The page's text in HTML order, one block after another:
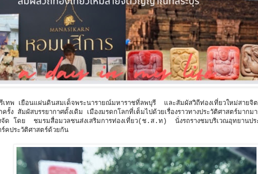
เทพ เยือนแผ่นดินสมเด็จพระนารายณ์มหาราชที่ลพบุรี และสัมผัสวิถีท่องเที่ยวใหม่สา
รั้ง สัมผัสบรรยากาศดั้งเดิม เมืองมรดกโลกที่เต็มไปด้วยเรื่องราวทางประวัติศาสตร์มากม
จัด โดย ชมรมสื่อมวลชนส่งเสริมการท่องเที่ยว(ช.ส.ท) นั่งรถรางชมบริเวณอุทยานป
คประวัติศาสตร์ด้วยกัน